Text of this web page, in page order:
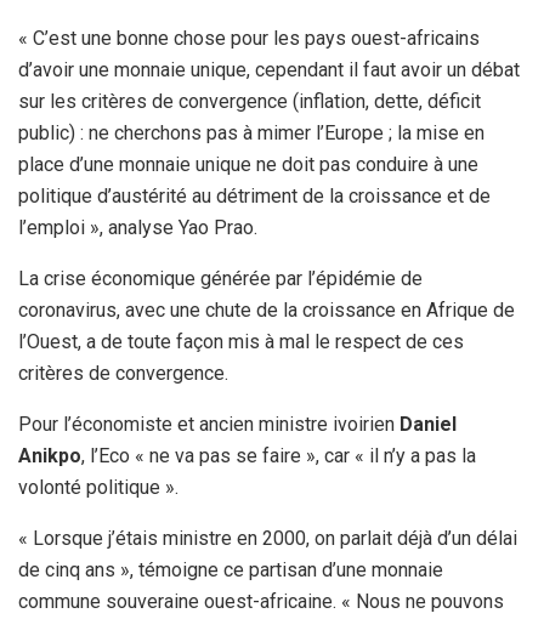
« C’est une bonne chose pour les pays ouest-africains
d’avoir une monnaie unique, cependant il faut avoir un débat
sur les critères de convergence (inflation, dette, déficit
public) : ne cherchons pas à mimer l’Europe ; la mise en
place d’une monnaie unique ne doit pas conduire à une
politique d’austérité au détriment de la croissance et de
l’emploi », analyse Yao Prao.
La crise économique générée par l’épidémie de
coronavirus, avec une chute de la croissance en Afrique de
l’Ouest, a de toute façon mis à mal le respect de ces
critères de convergence.
Pour l’économiste et ancien ministre ivoirien Daniel
Anikpo, l’Eco « ne va pas se faire », car « il n’y a pas la
volonté politique ».
« Lorsque j’étais ministre en 2000, on parlait déjà d’un délai
de cinq ans », témoigne ce partisan d’une monnaie
commune souveraine ouest-africaine. « Nous ne pouvons